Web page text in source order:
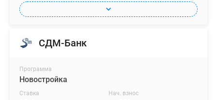
СДМ-Банк
Программа
Новостройка
Ставка Нач. взнос